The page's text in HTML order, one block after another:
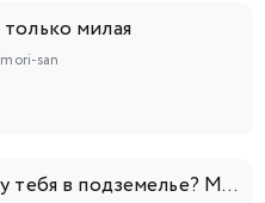
милая
san
Может, я встречу тебя в подземелье? Меч Оратории